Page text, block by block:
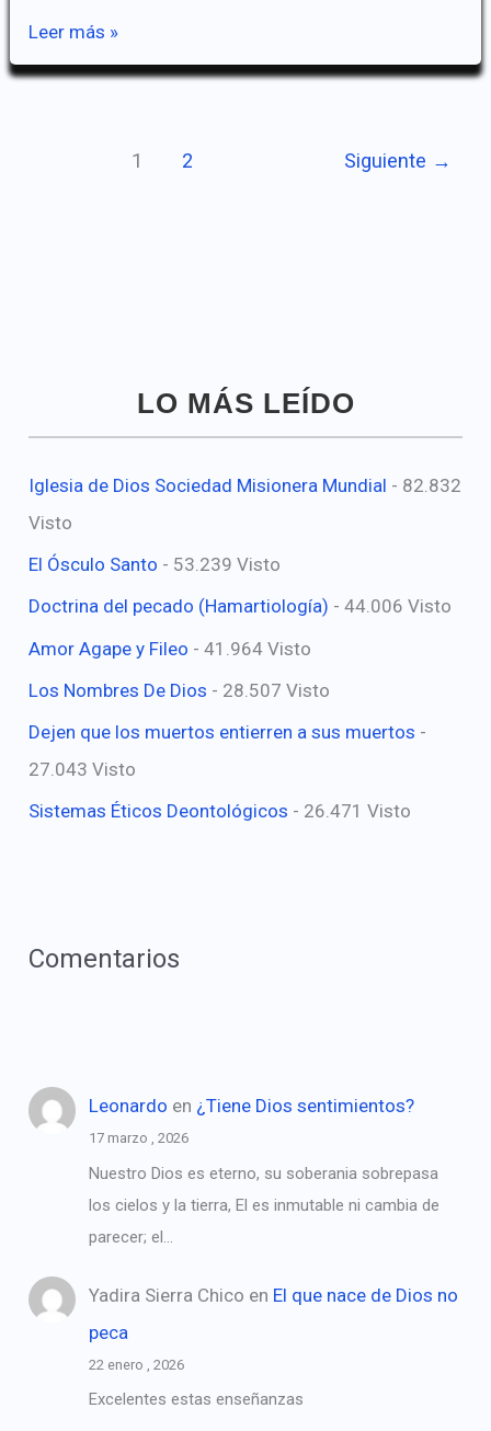
La
Encarnación
Leer más »
1 2 Siguiente →
LO MÁS LEÍDO
Iglesia de Dios Sociedad Misionera Mundial - 82.832
Visto
El Ósculo Santo - 53.239 Visto
Doctrina del pecado (Hamartiología) - 44.006 Visto
Amor Agape y Fileo - 41.964 Visto
Los Nombres De Dios - 28.507 Visto
Dejen que los muertos entierren a sus muertos -
27.043 Visto
Sistemas Éticos Deontológicos - 26.471 Visto
Comentarios
Leonardo en ¿Tiene Dios sentimientos?
17 marzo , 2026
Nuestro Dios es eterno, su soberania sobrepasa
los cielos y la tierra, El es inmutable ni cambia de
parecer; el…
Yadira Sierra Chico en El que nace de Dios no
peca
22 enero , 2026
Excelentes estas enseñanzas